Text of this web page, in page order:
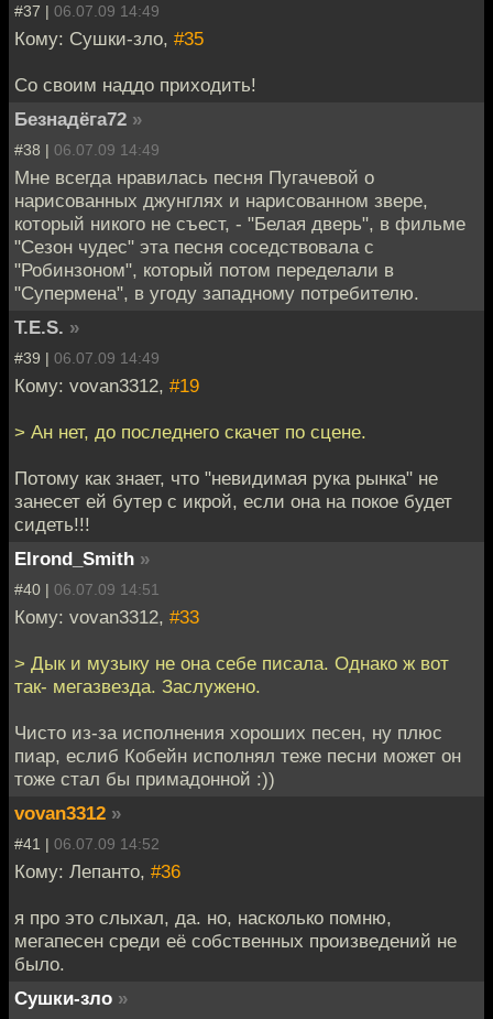
#37 | 06.07.09 14:49
Кому: Сушки-зло, #35
Со своим наддо приходить!
Безнадёга72 »
#38 | 06.07.09 14:49
Мне всегда нравилась песня Пугачевой о
нарисованных джунглях и нарисованном звере,
который никого не съест, - "Белая дверь", в фильме
"Сезон чудес" эта песня соседствовала с
"Робинзоном", который потом переделали в
"Супермена", в угоду западному потребителю.
T.E.S. »
#39 | 06.07.09 14:49
Кому: vovan3312, #19
> Ан нет, до последнего скачет по сцене.
Потому как знает, что "невидимая рука рынка" не
занесет ей бутер с икрой, если она на покое будет
сидеть!!!
Elrond_Smith »
#40 | 06.07.09 14:51
Кому: vovan3312, #33
> Дык и музыку не она себе писала. Однако ж вот
так- мегазвезда. Заслужено.
Чисто из-за исполнения хороших песен, ну плюс
пиар, еслиб Кобейн исполнял теже песни может он
тоже стал бы примадонной :))
vovan3312 »
#41 | 06.07.09 14:52
Кому: Лепанто, #36
я про это слыхал, да. но, насколько помню,
мегапесен среди её собственных произведений не
было.
Сушки-зло »